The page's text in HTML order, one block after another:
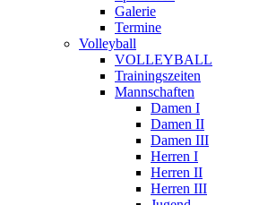
Galerie
Termine
Volleyball
VOLLEYBALL
Trainingszeiten
Mannschaften
Damen I
Damen II
Damen III
Herren I
Herren II
Herren III